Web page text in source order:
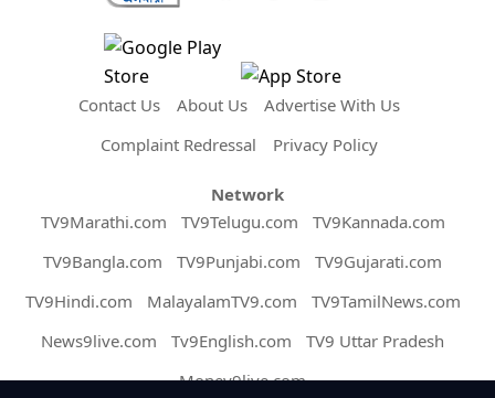
Contact Us About Us
Advertise With Us
Complaint Redressal
Privacy Policy
Network
TV9Marathi.com
TV9Telugu.com
TV9Kannada.com
TV9Bangla.com
TV9Punjabi.com
TV9Gujarati.com
TV9Hindi.com
MalayalamTV9.com
TV9TamilNews.com
News9live.com
Tv9English.com
TV9 Uttar Pradesh
Money9live.com